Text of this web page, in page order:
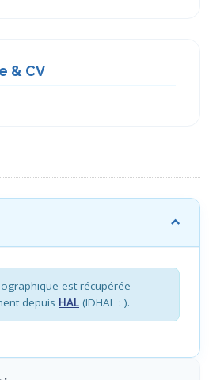
& CV
est récupérée
depuis HAL (IDHAL : ).